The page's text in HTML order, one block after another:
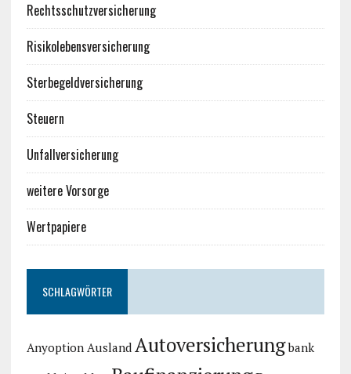
Rechtsschutzversicherung
Risikolebensversicherung
Sterbegeldversicherung
Steuern
Unfallversicherung
weitere Vorsorge
Wertpapiere
SCHLAGWÖRTER
Anyoption Ausland Autoversicherung bank